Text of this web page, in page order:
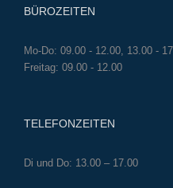
BÜROZEITEN
Mo-Do: 09.00 - 12.00, 13.00 -
Freitag: 09.00 - 12.00
TELEFONZEITEN
Di und Do: 13.00 – 17.00